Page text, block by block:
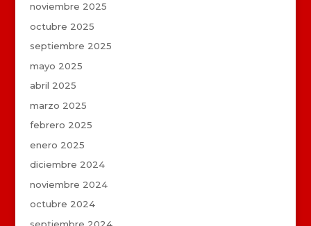
noviembre 2025
octubre 2025
septiembre 2025
mayo 2025
abril 2025
marzo 2025
febrero 2025
enero 2025
diciembre 2024
noviembre 2024
octubre 2024
septiembre 2024